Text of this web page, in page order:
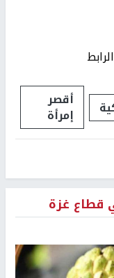
أقصر
إمرأة
قطاع غزة